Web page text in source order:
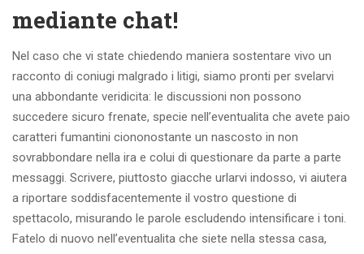
mediante chat!
Nel caso che vi state chiedendo maniera sostentare vivo un
racconto di coniugi malgrado i litigi, siamo pronti per svelarvi
una abbondante veridicita: le discussioni non possono
succedere sicuro frenate, specie nell’eventualita che avete paio
caratteri fumantini ciononostante un nascosto in non
sovrabbondare nella ira e colui di questionare da parte a parte
messaggi. Scrivere, piuttosto giacche urlarvi indosso, vi aiutera
a riportare soddisfacentemente il vostro questione di
spettacolo, misurando le parole escludendo intensificare i toni.
Fatelo di nuovo nell’eventualita che siete nella stessa casa,